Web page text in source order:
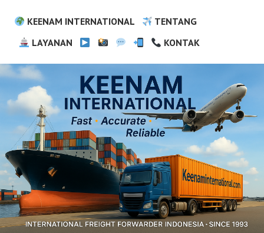
KEENAM INTERNATIONAL
TENTANG
LAYANAN
KONTAK